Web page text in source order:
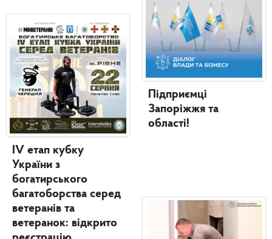
IV етап кубку
України з
богатирського
багатоборства серед
ветеранів та
ветеранок: відкрито
Підприємці
Запоріжжя та
області!